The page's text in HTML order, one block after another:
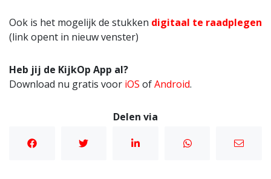
Ook is het mogelijk de stukken digitaal te raadplegen
(link opent in nieuw venster)
Heb jij de KijkOp App al?
Download nu gratis voor iOS ofAndroid.
Delen via